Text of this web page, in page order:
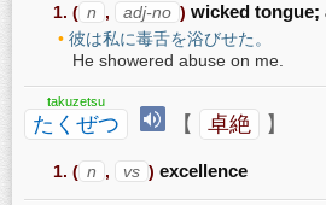
( n , adj-no ) wicked tongue;
彼は私に毒舌を浴びせた。
He showered abuse on me.
たくぜつ
takuzetsu
【 卓絶 】
( n , vs ) excellence